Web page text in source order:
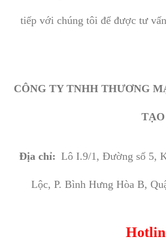
tiếp với chúng tôi để được tư
CÔNG TY TNHH THƯƠNG
Địa chỉ: Lô I.9/1, Đường số 5,
Lộc, P. Bình Hưng Hòa B,